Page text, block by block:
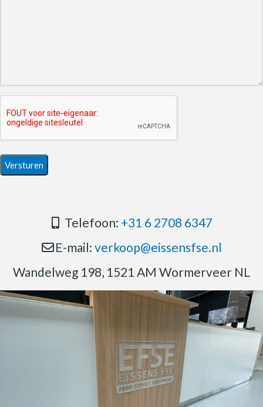
Telefoon: +31 6 2708 6347
E-mail: verkoop@eissensfse.nl
Wandelweg 198, 1521 AM Wormerveer NL